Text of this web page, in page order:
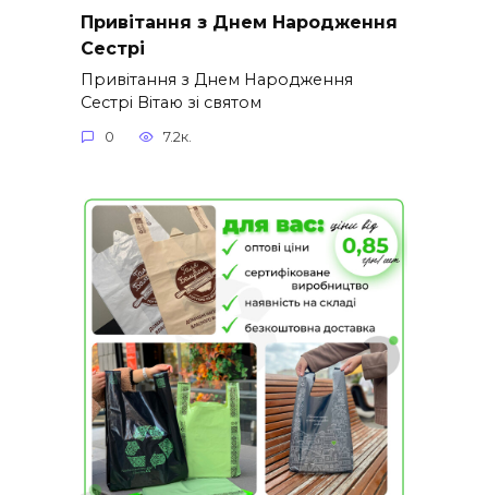
Привітання з Днем Народження
Сестрі
Привітання з Днем Народження
Сестрі Вітаю зі святом
0 7.2к.